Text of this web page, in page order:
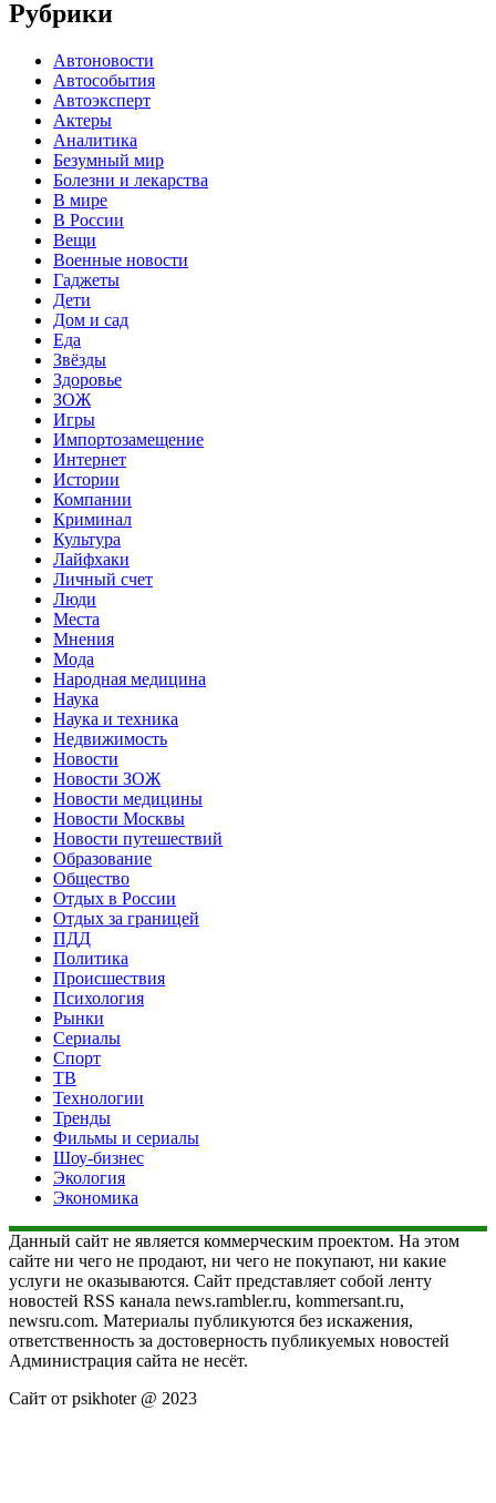
Рубрики
Автоновости
Автособытия
Автоэксперт
Актеры
Аналитика
Безумный мир
Болезни и лекарства
В мире
В России
Вещи
Военные новости
Гаджеты
Дети
Дом и сад
Еда
Звёзды
Здоровье
ЗОЖ
Игры
Импортозамещение
Интернет
Истории
Компании
Криминал
Культура
Лайфхаки
Личный счет
Люди
Места
Мнения
Мода
Народная медицина
Наука
Наука и техника
Недвижимость
Новости
Новости ЗОЖ
Новости медицины
Новости Москвы
Новости путешествий
Образование
Общество
Отдых в России
Отдых за границей
ПДД
Политика
Происшествия
Психология
Рынки
Сериалы
Спорт
ТВ
Технологии
Тренды
Фильмы и сериалы
Шоу-бизнес
Экология
Экономика
Данный сайт не является коммерческим проектом. На этом
сайте ни чего не продают, ни чего не покупают, ни какие
услуги не оказываются. Сайт представляет собой ленту
новостей RSS канала news.rambler.ru, kommersant.ru,
newsru.com. Материалы публикуются без искажения,
ответственность за достоверность публикуемых новостей
Администрация сайта не несёт.
Сайт от psikhoter @ 2023